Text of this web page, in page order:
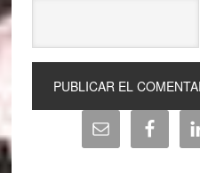
Barra
lateral